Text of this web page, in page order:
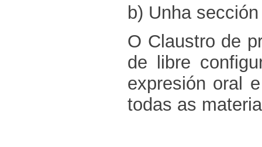
b) Unha
O Claustro de
de libre
expresión oral
todas as